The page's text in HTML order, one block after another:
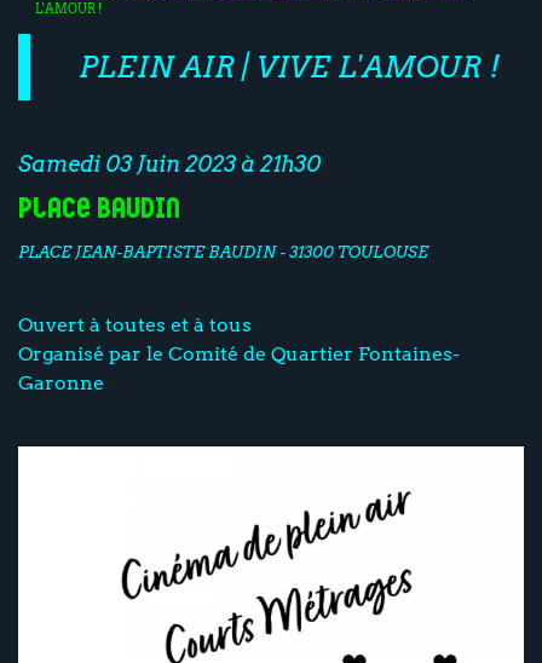
L'AMOUR !
PLEIN AIR | VIVE L'AMOUR !
Samedi 03 Juin 2023 à 21h30
place Baudin
PLACE JEAN-BAPTISTE BAUDIN - 31300 TOULOUSE
Ouvert à toutes et à tous
Organisé par le Comité de Quartier Fontaines-
Garonne